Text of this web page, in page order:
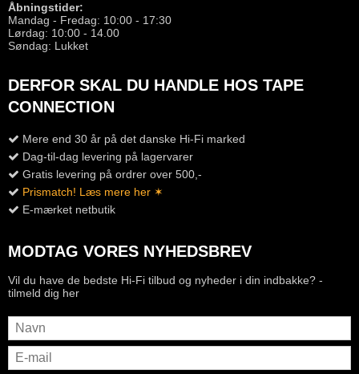
Åbningstider:
Mandag - Fredag: 10:00 - 17:30
Lørdag: 10:00 - 14.00
Søndag: Lukket
DERFOR SKAL DU HANDLE HOS TAPE
CONNECTION
Mere end 30 år på det danske Hi-Fi marked
Dag-til-dag levering på lagervarer
Gratis levering på ordrer over 500,-
Prismatch! Læs mere her ✶
E-mærket netbutik
MODTAG VORES NYHEDSBREV
Vil du have de bedste Hi-Fi tilbud og nyheder i din indbakke? -
tilmeld dig her